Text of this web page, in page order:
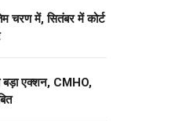
चरण में, सितंबर में कोर्ट
बड़ा एक्शन, CMHO,